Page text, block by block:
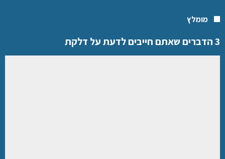
מומלץ
3 הדברים שאתם חייבים לדעת על דלקת